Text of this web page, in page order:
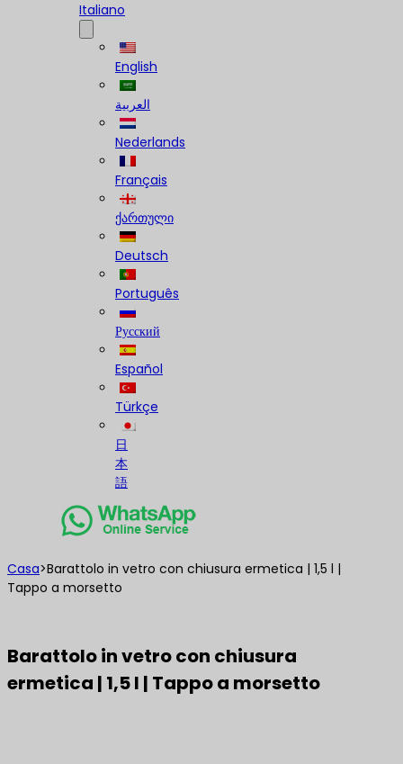
Italiano
English
العربية
Nederlands
Français
ქართული
Deutsch
Português
Русский
Español
Türkçe
日
本
語
Casa>Barattolo in vetro con chiusura ermetica | 1,5 l |
Tappo a morsetto
Barattolo in vetro con chiusura
ermetica | 1,5 l | Tappo a morsetto